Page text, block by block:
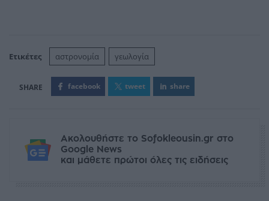
Ετικέτες αστρονομία γεωλογία
facebook tweet share
Ακολουθήστε το Sofokleousin.gr στο
Google News
και μάθετε πρώτοι όλες τις ειδήσεις